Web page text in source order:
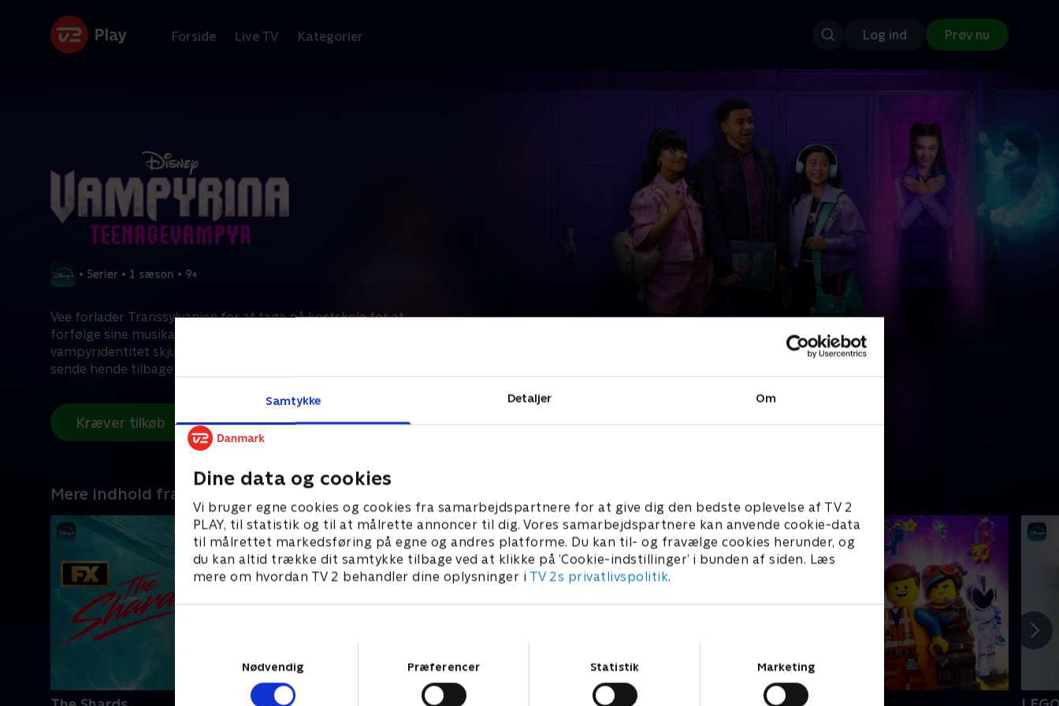
Samtykke Detaljer Om
Dine data og cookies
Vi bruger egne cookies og cookies fra samarbejdspartnere for at give dig den bedste oplevelse af TV 2
PLAY, til statistik og til at målrette annoncer til dig. Vores samarbejdspartnere kan anvende cookie-data
til målrettet markedsføring på egne og andres platforme. Du kan til- og fravælge cookies herunder, og
du kan altid trække dit samtykke tilbage ved at klikke på ’Cookie-indstillinger’ i bunden af siden. Læs
mere om hvordan TV 2 behandler dine oplysninger i TV 2s privatlivspolitik.
Nødvendig
Præferencer Statistik Marketing
Forside Live TV Kategorier Log ind Prøv nu
• Serier • 1 sæson • 9+
Vee forlader Transsylvanien for at tage på kostskole for at
forfølge sine musikalske drømme. Da hun holder sin
vampyridentitet skjult, truer uventede forhindringer med at
sende hende tilbage til skyggerne.
Kræver tilkøb
Mere indhold fra Disney+